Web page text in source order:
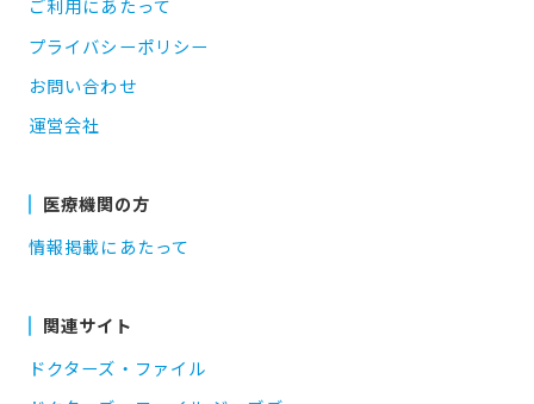
ご利用にあたって
プライバシーポリシー
お問い合わせ
運営会社
医療機関の方
情報掲載にあたって
関連サイト
ドクターズ・ファイル